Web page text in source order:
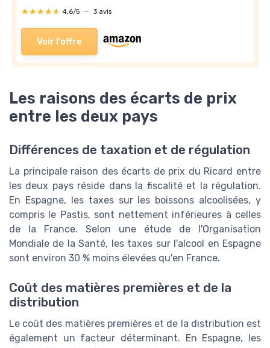
★★★★★
★★★★★ 4,6/5 — 3 avis
Voir l'offre
Les raisons des écarts de prix
entre les deux pays
Différences de taxation et de régulation
La principale raison des écarts de prix du Ricard entre
les deux pays réside dans la fiscalité et la régulation.
En Espagne, les taxes sur les boissons alcoolisées, y
compris le Pastis, sont nettement inférieures à celles
de la France. Selon une étude de l'Organisation
Mondiale de la Santé, les taxes sur l'alcool en Espagne
sont environ 30 % moins élevées qu'en France.
Coût des matières premières et de la
distribution
Le coût des matières premières et de la distribution est
également un facteur déterminant. En Espagne, les